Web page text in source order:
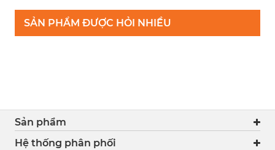
SẢN PHẨM ĐƯỢC HỎI NHIỀU
Sản phẩm
Hệ thống phân phối